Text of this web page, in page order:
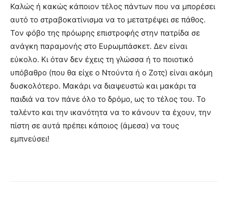
Καλώς ή κακώς κάποιον τέλος πάντων που να μπορέσει
αυτό το στραβοκατίνισμα να το μετατρέψει σε πάθος.
Τον φόβο της πρόωρης επιστροφής στην πατρίδα σε
ανάγκη παραμονής στο Ευρωμπάσκετ. Δεν είναι
εύκολο. Κι όταν δεν έχεις τη γλώσσα ή το ποιοτικό
υπόβαθρο (που θα είχε ο Ντούντα ή ο Ζοτς) είναι ακόμη
δυσκολότερο. Μακάρι να διαψευστώ και μακάρι τα
παιδιά να τον πάνε όλο το δρόμο, ως το τέλος του. Το
ταλέντο και την ικανότητα να το κάνουν τα έχουν, την
πίστη σε αυτά πρέπει κάποιος (άμεσα) να τους
εμπνεύσει!